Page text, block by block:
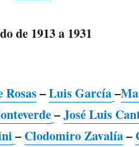
de 1913 a 1931
–Luis García–
–José Luis
– Clodomiro Zavalía–